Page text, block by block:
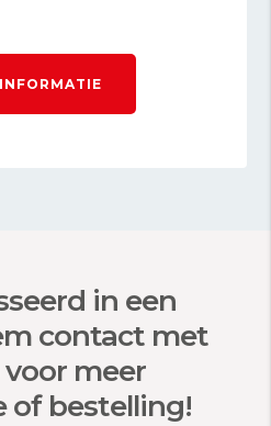
in een
contact met
meer
of bestelling!